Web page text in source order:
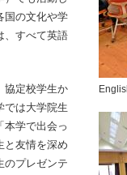
国の文化や学
、すべて英語
協定校学生か
では大学院生
本学で出会っ
と友情を深め
のプレゼンテ